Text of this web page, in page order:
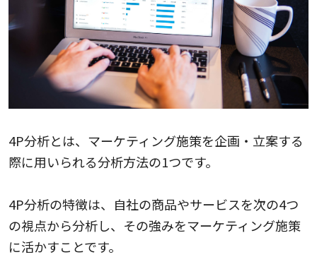
4P分析とは、マーケティング施策を企画・立案する
際に用いられる分析方法の1つです。
4P分析の特徴は、自社の商品やサービスを次の4つ
の視点から分析し、その強みをマーケティング施策
に活かすことです。